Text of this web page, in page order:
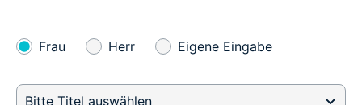
Frau Herr Eigene Eingabe
Bitte Titel auswählen